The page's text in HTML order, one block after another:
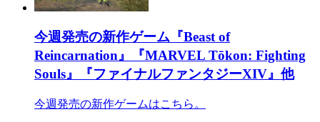
今週発売の新作ゲーム『Beast of
Reincarnation』『MARVEL Tōkon: Fighting
Souls』『ファイナルファンタジーXIV』他
今週発売の新作ゲームはこちら。